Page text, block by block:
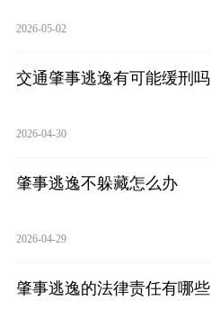
2026-05-02
交通肇事逃逸有可能缓刑吗
2026-04-30
肇事逃逸不躲藏怎么办
2026-04-29
肇事逃逸的法律责任有哪些